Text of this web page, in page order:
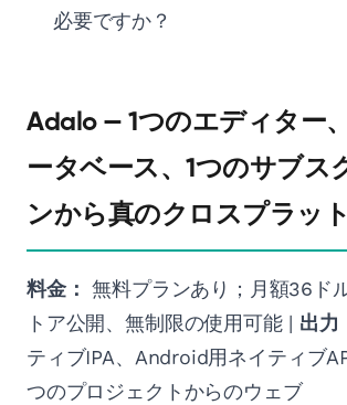
必要ですか？
Adalo — 1つのエディター
ータベース、1つのサブス
ンから真のクロスプラッ
料金： 無料プランあり；月額36ド
トア公開、無制限の使用可能 | 出力
ティブIPA、Android用ネイティブ
つのプロジェクトからのウェブ